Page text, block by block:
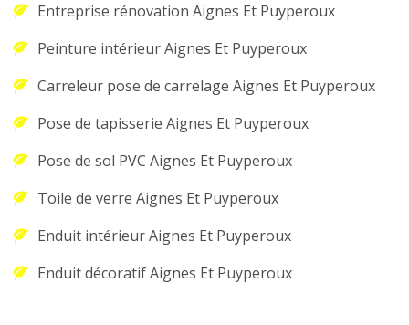
Entreprise rénovation Aignes Et Puyperoux
Peinture intérieur Aignes Et Puyperoux
Carreleur pose de carrelage Aignes Et Puyperoux
Pose de tapisserie Aignes Et Puyperoux
Pose de sol PVC Aignes Et Puyperoux
Toile de verre Aignes Et Puyperoux
Enduit intérieur Aignes Et Puyperoux
Enduit décoratif Aignes Et Puyperoux